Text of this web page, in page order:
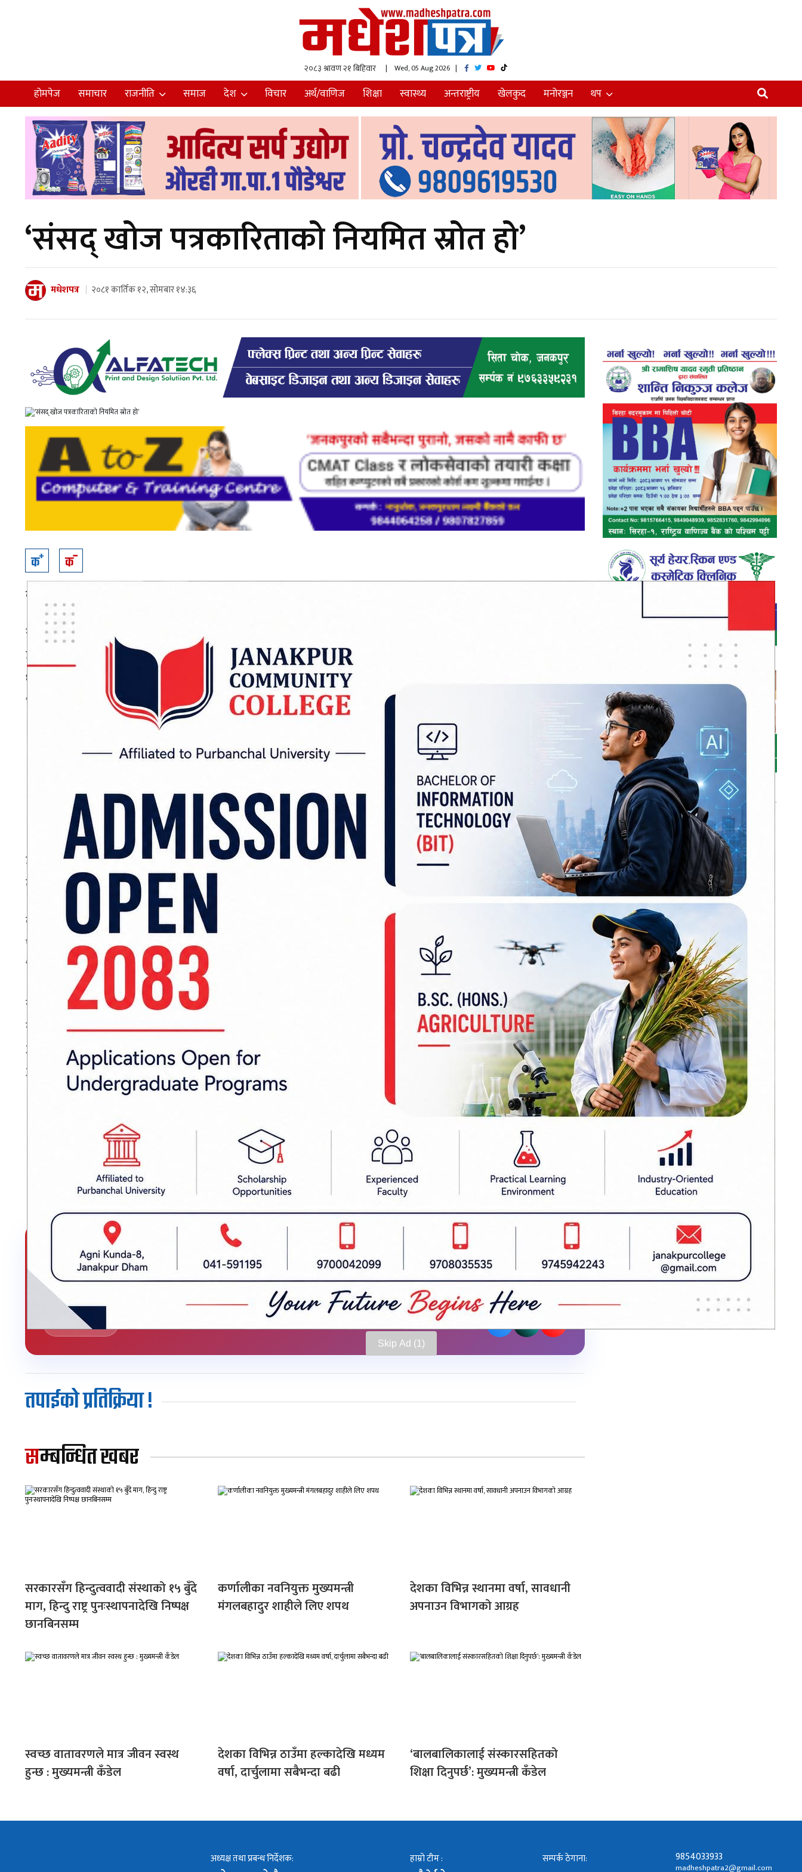
Skip Ad
| Wed, 05 Aug 2026 |
होमपेज समाचार राजनीति समाज देश विचार अर्थ/वाणिज शिक्षा स्वास्थ्य अन्तराष्ट्रीय खेलकुद मनोरञ्जन थप
‘संसद् खोज पत्रकारिताको नियमित स्रोत हो’
मधेशपत्र २०८१ कार्तिक १२, सोमबार १४:३६
कर्णाली :
संसदीय मामिला पत्रकार समाज कर्णाली प्रदेश सुर्खेतद्वारा आज वीरेन्द्रनगरमा आयोजित ‘दुई दिने क्षमता अभिवृद्धि’ तालिमको
उद्घाटन गर्दै उपसभामुख न्यौपानेले संसद्मा समाचारका लागि तमाम् विषय हुने र पत्रकारले तिनको उत्खनन गर्न सक्नुपर्ने
धारणा राख्नुभयो ।
ADVERTISEMENT
उहाँले भन्नुभयो, “व्यवस्थापिका, कार्यकापालिका र न्यायपालिकामध्ये संसद् समाचारको महत्वपूर्ण क्षेत्र हो । यसमा पत्रकार
तथा सञ्चारकर्मीले विवेकपूर्ण तवरले समाचार सङ्कलन, सम्पादन तथा सम्प्रेषण गर्नुपर्दछ ।”
कर्णाली प्रदेशसभाले खुला संसद्को अभ्यासलाई निरन्तरता दिएको बताउँदै उपसभामुख न्यौपानेले क्षमता अभिवृद्धि तालिमले
पत्रकारको ज्ञान, सीप र लेखन कला अभिवृद्धिमा सहयोग र त्यसले संसदीय समाचारका विषय प्रकाशमा आउन टेवा पुग्ने
विश्वास व्यक्त गर्नुभयो ।
संयुक्त राष्ट्रसङ्घीय विकास कार्यक्रम (युएनडिपी) संसद् सहयोग परियोजनाको सहयोगमा सञ्चालित तालिममा प्रशिक्षक
नारायण काफ्ले, शिव गाउँले, बिनु सुवेदी र कर्णाली प्रदेशसभा सचिवालयका सचिव जीवराज बुढाथोकीले संसद्, संसदीय
अभ्यास, कानुन निर्माण र यसका गतिविधिका विषयमा प्रशिक्षण दिने संसदीय मामिला पत्रकार समाज कर्णाली प्रदेश सुर्खेतका
अध्यक्ष देव रानाले जानकारी दिनुभयो ।
मधेशपत्र
लेखक
लेखकबाट थप
तपाईको प्रतिक्रिया !
सम्बन्धित खबर
सरकारसँग हिन्दुत्ववादी संस्थाको १५ बुँदे
माग, हिन्दु राष्ट्र पुनःस्थापनादेखि निष्पक्ष
छानबिनसम्म
कर्णालीका नवनियुक्त मुख्यमन्त्री
मंगलबहादुर शाहीले लिए शपथ
देशका विभिन्न स्थानमा वर्षा, सावधानी
अपनाउन विभागको आग्रह
स्वच्छ वातावरणले मात्र जीवन स्वस्थ
हुन्छ : मुख्यमन्त्री कँडेल
देशका विभिन्न ठाउँमा हल्कादेखि मध्यम
वर्षा, दार्चुलामा सबैभन्दा बढी
‘बालबालिकालाई संस्कारसहितको
शिक्षा दिनुपर्छ’: मुख्यमन्त्री कँडेल
भर्खरै
प्रधानमन्त्री बालेन
शाहद्वारा मन्त्रिपरिषद्
बैठक आह्वान
सौराहाको मध्यवर्ती
क्षेत्रमा नयाँ जङ्गली
हात्ती
जनकपुरमा पोखरीको
डिल अतिक्रमण गरेर
निर्माण गरिएका
घरटहरामा डोजर
चल्ने
आज दिनभर कस्तो
होला काठमाडौँ
उपत्यकाको मौसम
सिमलतालनजिकै
पहिरो खस्दा मुग्लिन-
नारायणगढ सडक
बन्द
एलपी ग्यास नपाए
निगममा गुनासो गर्न
आग्रह
अध्यक्ष तथा प्रबन्ध निर्देशक: हाम्रो टीम : सम्पर्क ठेगाना: 9854033933
madheshpatra2@gmail.com